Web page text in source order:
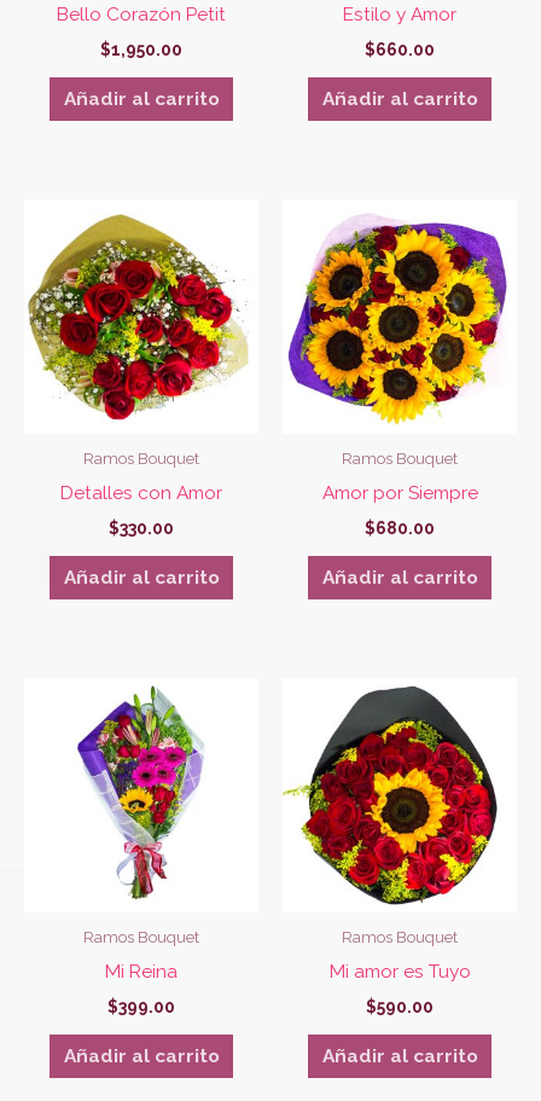
Bello Corazón Petit
$1,950.00
Añadir al carrito
Estilo y Amor
$660.00
Añadir al carrito
Ramos Bouquet
Detalles con Amor
$330.00
Añadir al carrito
Ramos Bouquet
Amor por Siempre
$680.00
Añadir al carrito
Ramos Bouquet
Mi Reina
$399.00
Añadir al carrito
Ramos Bouquet
Mi amor es Tuyo
$590.00
Añadir al carrito